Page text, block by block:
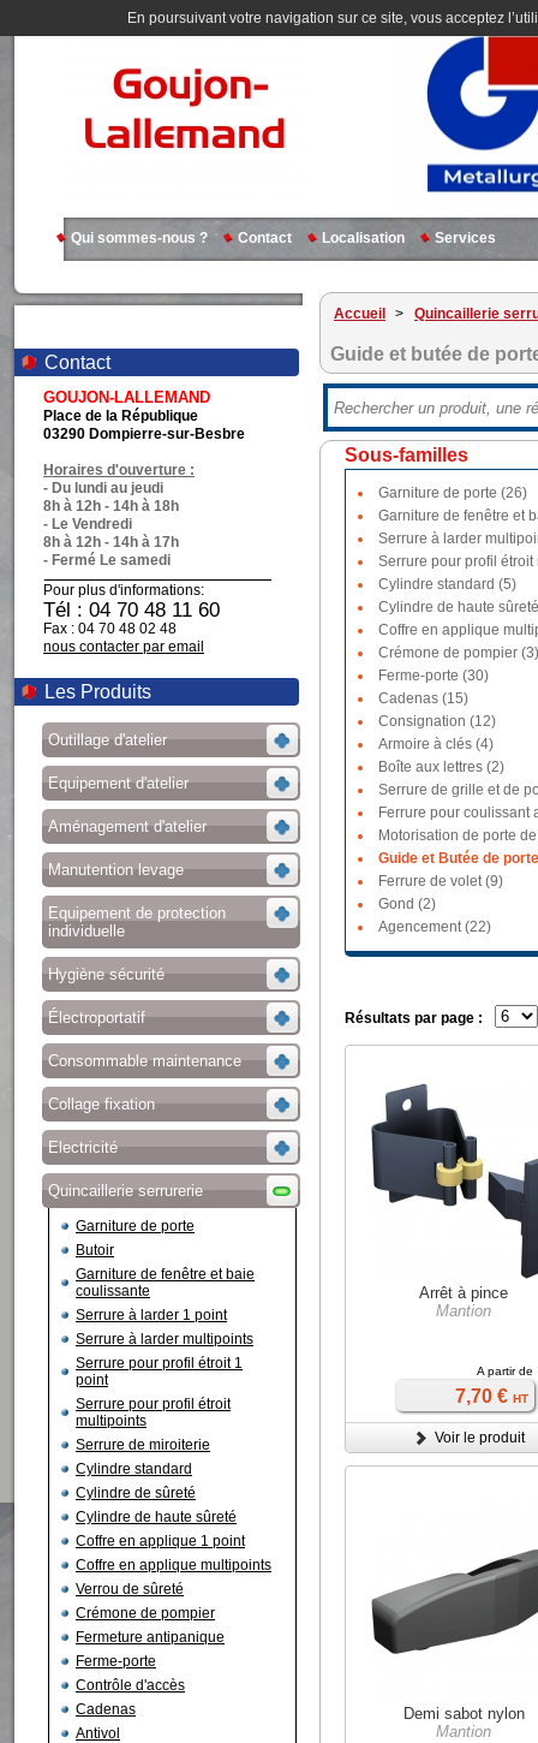
En poursuivant votre navigation sur ce site, vous acceptez
Qui sommes-nous ? Contact Localisation Services
Contact
GOUJON-LALLEMAND
Place de la République
03290 Dompierre-sur-Besbre
Horaires d'ouverture :
- Du lundi au jeudi
8h à 12h - 14h à 18h
- Le Vendredi
8h à 12h - 14h à 17h
- Fermé Le samedi
Pour plus d'informations:
Tél : 04 70 48 11 60
Fax : 04 70 48 02 48
nous contacter par email
Les Produits
Outillage d'atelier
Equipement d'atelier
Aménagement d'atelier
Manutention levage
Equipement de protection
individuelle
Hygiène sécurité
Électroportatif
Consommable maintenance
Collage fixation
Electricité
Quincaillerie serrurerie
Garniture de porte
Butoir
Garniture de fenêtre et baie
coulissante
Serrure à larder 1 point
Serrure à larder multipoints
Serrure pour profil étroit 1
point
Serrure pour profil étroit
multipoints
Serrure de miroiterie
Cylindre standard
Cylindre de sûreté
Cylindre de haute sûreté
Coffre en applique 1 point
Coffre en applique multipoints
Verrou de sûreté
Crémone de pompier
Fermeture antipanique
Ferme-porte
Contrôle d'accès
Cadenas
Antivol
Accueil > Quincaillerie
Guide et butée de
Sous-familles
Garniture de porte (26)
Garniture de fenêtre et
Serrure à larder
Serrure pour profil étroit
Cylindre standard (5)
Cylindre de haute
Coffre en applique
Crémone de pompier (3)
Ferme-porte (30)
Cadenas (15)
Consignation (12)
Armoire à clés (4)
Boîte aux lettres (2)
Serrure de grille et de
Ferrure pour coulissant
Motorisation de porte
Guide et Butée de
Ferrure de volet (9)
Gond (2)
Agencement (22)
Résultats par page :
Arrêt à pince
Mantion
A partir de
7,70 € HT
Voir le produit
Demi sabot nylon
Mantion